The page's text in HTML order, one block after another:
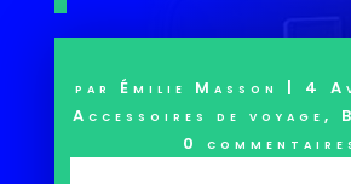
par Émilie Masson | 4
Accessoires de voyage ,
0